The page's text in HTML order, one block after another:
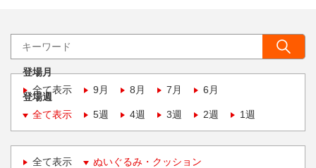
登場月
全て表示
9月 8月 7月 6月
登場週
全て表示
5週 4週 3週 2週 1週
全て表示 ぬいぐるみ・クッション